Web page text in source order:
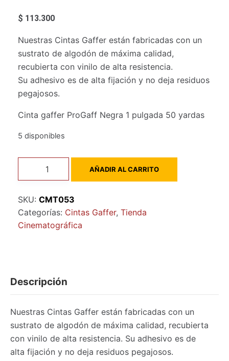
$ 113.300
Nuestras Cintas Gaffer están fabricadas con un
sustrato de algodón de máxima calidad,
recubierta con vinilo de alta resistencia.
Su adhesivo es de alta fijación y no deja residuos
pegajosos.
Cinta gaffer ProGaff Negra 1 pulgada 50 yardas
5 disponibles
Negra
1
pulgada
AÑADIR AL CARRITO
SKU: CMT053
Categorías: Cintas Gaffer, Tienda
Cinematográfica
Descripción
Nuestras Cintas Gaffer están fabricadas con un
sustrato de algodón de máxima calidad, recubierta
con vinilo de alta resistencia. Su adhesivo es de
alta fijación y no deja residuos pegajosos.